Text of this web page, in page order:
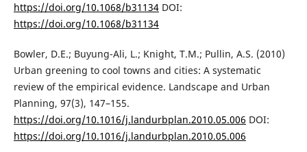
https://doi.org/10.1068/b31134DOI:
https://doi.org/10.1068/b31134
Bowler, D.E.; Buyung-Ali, L.; Knight, T.M.; Pullin, A.S. (2010)
Urban greening to cool towns and cities: A systematic
review of the empirical evidence. Landscape and Urban
Planning, 97(3), 147–155.
https://doi.org/10.1016/j.landurbplan.2010.05.006 DOI:
https://doi.org/10.1016/j.landurbplan.2010.05.006